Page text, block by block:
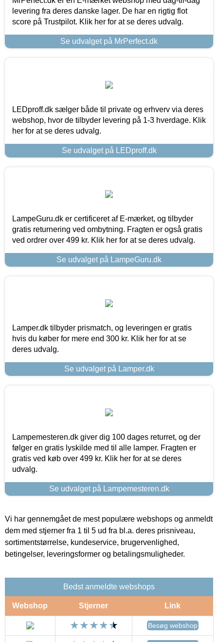
levering fra deres danske lager. De har en rigtig flot
score på Trustpilot. Klik her for at se deres udvalg.
Se udvalget på MrPerfect.dk
LEDproff.dk sælger både til private og erhverv via deres
webshop, hvor de tilbyder levering på 1-3 hverdage. Klik
her for at se deres udvalg.
Se udvalget på LEDproff.dk
LampeGuru.dk er certificeret af E-mærket, og tilbyder
gratis returnering ved ombytning. Fragten er også gratis
ved ordrer over 499 kr. Klik her for at se deres udvalg.
Se udvalget på LampeGuru.dk
Lamper.dk tilbyder prismatch, og leveringen er gratis
hvis du køber for mere end 300 kr. Klik her for at se
deres udvalg.
Se udvalget på Lamper.dk
Lampemesteren.dk giver dig 100 dages returret, og der
følger en gratis lyskilde med til alle lamper. Fragten er
gratis ved køb over 499 kr. Klik her for at se deres
udvalg.
Se udvalget på Lampemesteren.dk
Vi har gennemgået de mest populære webshops og anmeldt
dem med stjerner fra 1 til 5 ud fra bl.a. deres prisniveau,
sortimentstørrelse, kundeservice, brugervenlighed,
betingelser, leveringsformer og betalingsmuligheder.
Bedst anmeldte webshops
Webshop Stjerner Link
Besøg webshop